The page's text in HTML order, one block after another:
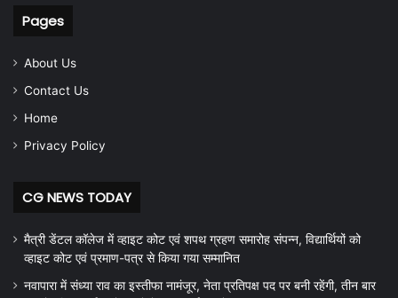
Pages
About Us
Contact Us
Home
Privacy Policy
CG NEWS TODAY
मैत्री डेंटल कॉलेज में व्हाइट कोट एवं शपथ ग्रहण समारोह संपन्न, विद्यार्थियों को
व्हाइट कोट एवं प्रमाण-पत्र से किया गया सम्मानित
नवापारा में संध्या राव का इस्तीफा नामंजूर, नेता प्रतिपक्ष पद पर बनी रहेंगी, तीन बार